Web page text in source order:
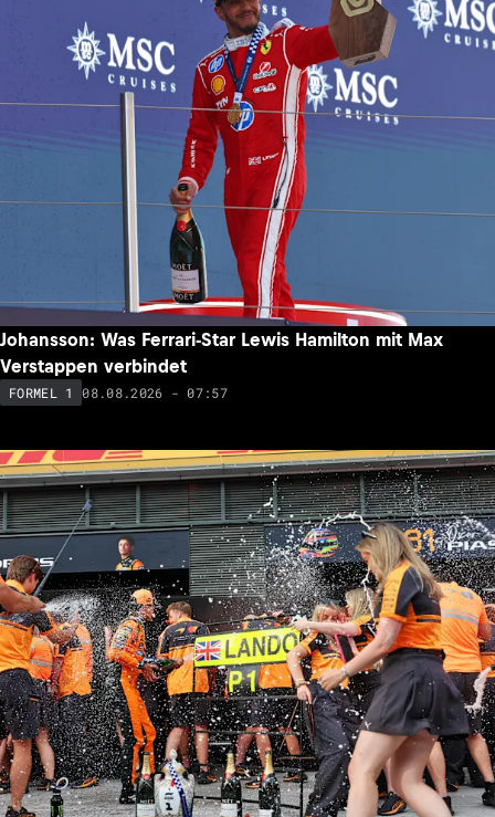
Johansson: Was Ferrari-Star Lewis Hamilton mit Max
Verstappen verbindet
FORMEL 1 08.08.2026 - 07:57